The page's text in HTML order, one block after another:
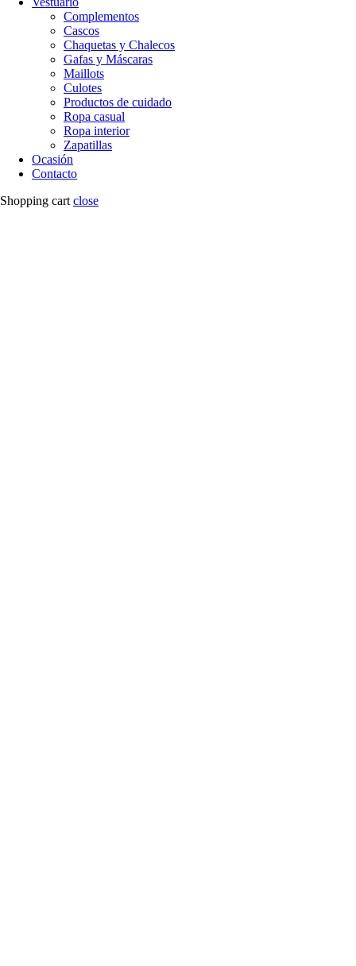
Complementos
Cascos
Chaquetas y Chalecos
Gafas y Máscaras
Maillots
Culotes
Productos de cuidado
Ropa casual
Ropa interior
Zapatillas
Ocasión
Contacto
Shopping cart close